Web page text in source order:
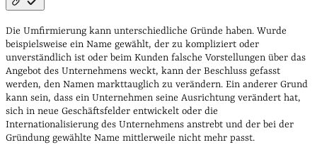
Die Umfirmierung kann unterschiedliche Gründe haben. Wurde
beispielsweise ein Name gewählt, der zu kompliziert oder
unverständlich ist oder beim Kunden falsche Vorstellungen über das
Angebot des Unternehmens weckt, kann der Beschluss gefasst
werden, den Namen markttauglich zu verändern. Ein anderer Grund
kann sein, dass ein Unternehmen seine Ausrichtung verändert hat,
sich in neue Geschäftsfelder entwickelt oder die
Internationalisierung des Unternehmens anstrebt und der bei der
Gründung gewählte Name mittlerweile nicht mehr passt.